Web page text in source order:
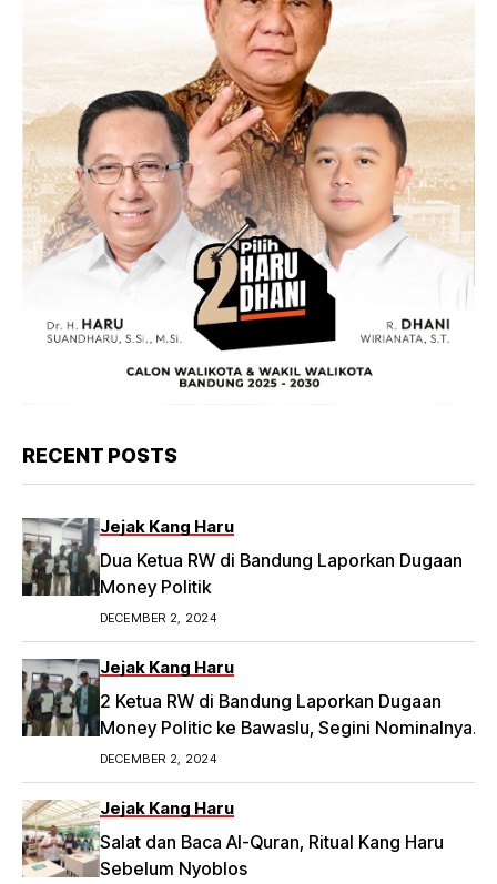
RECENT POSTS
Jejak Kang Haru
Dua Ketua RW di Bandung Laporkan Dugaan
Money Politik
DECEMBER 2, 2024
Jejak Kang Haru
2 Ketua RW di Bandung Laporkan Dugaan
Money Politic ke Bawaslu, Segini Nominalnya
Artikel ini telah tayang di Tribunpriangan.com
dengan judul 2 Ketua RW di Bandung Laporkan
Dugaan Money Politic ke Bawaslu, Segini
Nominalnya,
https://priangan.tribunnews.com/2024/11/30/2-
DECEMBER 2, 2024
Jejak Kang Haru
Salat dan Baca Al-Quran, Ritual Kang Haru
Sebelum Nyoblos